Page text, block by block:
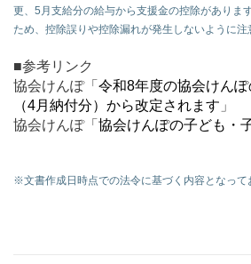
更、5月支給分の給与から支援金の控除がありま
ため、控除誤りや控除漏れが発生しないように注
■参考リンク
協会けんぽ「 令和8年度の協会けん
（4月納付分）から改定されます 」
協会けんぽ「 協会けんぽの子ども・
※文書作成日時点での法令に基づく内容となって